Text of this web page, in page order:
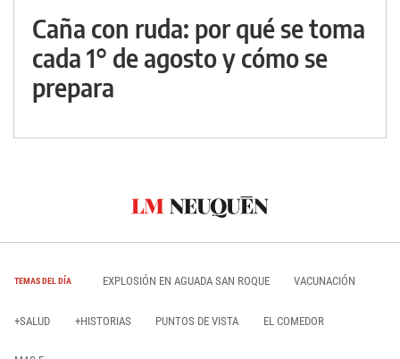
Caña con ruda: por qué se toma
cada 1° de agosto y cómo se
prepara
TEMAS DEL DÍA EXPLOSIÓN EN AGUADA SAN ROQUE VACUNACIÓN
+SALUD +HISTORIAS PUNTOS DE VISTA EL COMEDOR